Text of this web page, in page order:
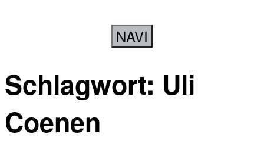
NAVI
Schlagwort: Uli
Coenen